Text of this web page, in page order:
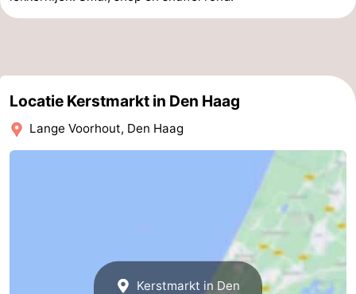
Locatie Kerstmarkt in Den Haag
Lange Voorhout, Den Haag
Kerstmarkt in Den